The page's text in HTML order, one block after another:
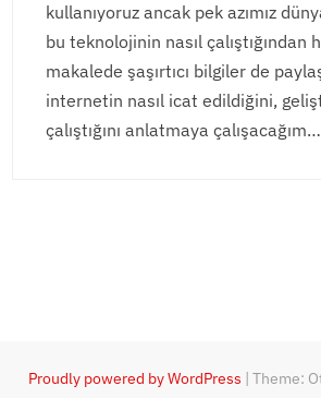
kullanıyoruz ancak pek azımız
bu teknolojinin nasıl çalıştığından
makalede şaşırtıcı bilgiler de
internetin nasıl icat edildiğini,
çalıştığını anlatmaya çalışacağım…
Proudly powered by WordPress |Theme: